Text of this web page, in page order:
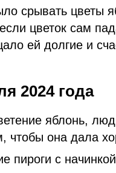
срывать цветы
цветок сам
ей долгие и
2024 года
яблонь,
чтобы она дала
пироги с